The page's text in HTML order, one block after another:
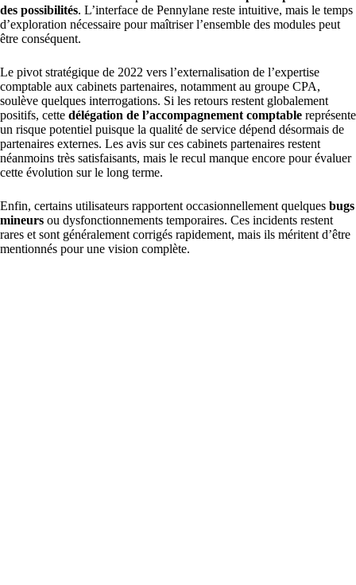
des possibilités. L’interface de Pennylane reste intuitive, mais le temps
d’exploration nécessaire pour maîtriser l’ensemble des modules peut
être conséquent.
Le pivot stratégique de 2022 vers l’externalisation de l’expertise
comptable aux cabinets partenaires, notamment au groupe CPA,
soulève quelques interrogations. Si les retours restent globalement
positifs, cette délégation de l’accompagnement comptable représente
un risque potentiel puisque la qualité de service dépend désormais de
partenaires externes. Les avis sur ces cabinets partenaires restent
néanmoins très satisfaisants, mais le recul manque encore pour évaluer
cette évolution sur le long terme.
Enfin, certains utilisateurs rapportent occasionnellement quelques bugs
mineurs ou dysfonctionnements temporaires. Ces incidents restent
rares et sont généralement corrigés rapidement, mais ils méritent d’être
mentionnés pour une vision complète.